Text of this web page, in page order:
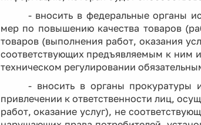
- вносить в федеральные органы
мер по повышению качества товаров
товаров (выполнения работ, оказания
соответствующих предъявляемым к ним
техническом регулировании
- вносить в органы прокуратуры
привлечении к ответственности лиц,
работ, оказание услуг), не